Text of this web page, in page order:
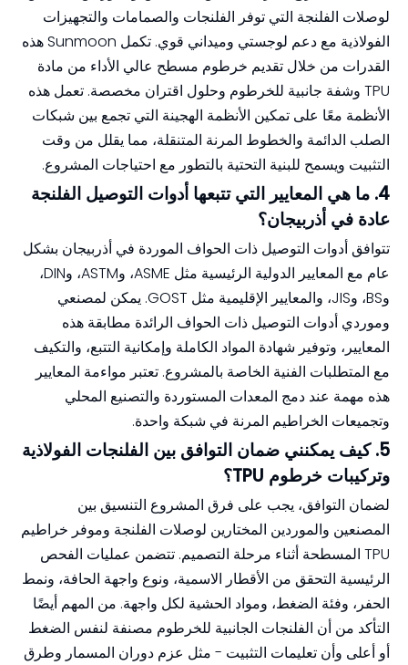
لوصلات الفلنجة التي توفر الفلنجات والصمامات والتجهيزات
الفولاذية مع دعم لوجستي وميداني قوي. تكمل Sunmoon هذه
القدرات من خلال تقديم خرطوم مسطح عالي الأداء من مادة
TPU وشفة جانبية للخرطوم وحلول اقتران مخصصة. تعمل هذه
الأنظمة معًا على تمكين الأنظمة الهجينة التي تجمع بين شبكات
الصلب الدائمة والخطوط المرنة المتنقلة، مما يقلل من وقت
التثبيت ويسمح للبنية التحتية بالتطور مع احتياجات المشروع.
4. ما هي المعايير التي تتبعها أدوات التوصيل الفلنجة
عادة في أذربيجان؟
تتوافق أدوات التوصيل ذات الحواف الموردة في أذربيجان بشكل
عام مع المعايير الدولية الرئيسية مثل ASME، وASTM، وDIN،
وBS، وJIS، والمعايير الإقليمية مثل GOST. يمكن لمصنعي
وموردي أدوات التوصيل ذات الحواف الرائدة مطابقة هذه
المعايير، وتوفير شهادة المواد الكاملة وإمكانية التتبع، والتكيف
مع المتطلبات الفنية الخاصة بالمشروع. تعتبر مواءمة المعايير
هذه مهمة عند دمج المعدات المستوردة والتصنيع المحلي
وتجميعات الخراطيم المرنة في شبكة واحدة.
5. كيف يمكنني ضمان التوافق بين الفلنجات الفولاذية
وتركيبات خرطوم TPU؟
لضمان التوافق، يجب على فرق المشروع التنسيق بين
المصنعين والموردين المختارين لوصلات الفلنجة وموفر خراطيم
TPU المسطحة أثناء مرحلة التصميم. تتضمن عمليات الفحص
الرئيسية التحقق من الأقطار الاسمية، ونوع واجهة الحافة، ونمط
الحفر، وفئة الضغط، ومواد الحشية لكل واجهة. من المهم أيضًا
التأكد من أن الفلنجات الجانبية للخرطوم مصنفة لنفس الضغط
أو أعلى وأن تعليمات التثبيت - مثل عزم دوران المسمار وطرق